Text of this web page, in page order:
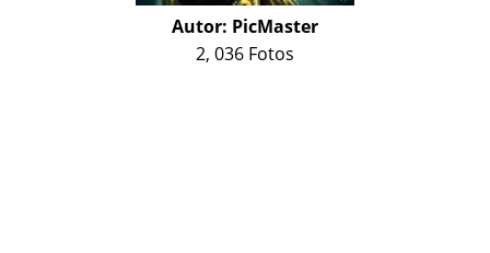
Autor: PicMaster
2, 036 Fotos